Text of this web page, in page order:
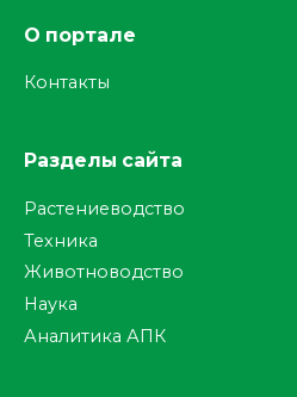
О портале
Контакты
Разделы сайта
Растениеводство
Техника
Животноводство
Наука
Аналитика АПК